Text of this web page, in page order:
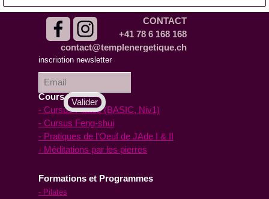
inscription à la
inscription newsletter
CONTACT
+41 78 6 168 168
contact@templenergetique.ch
Cours en ligne
- Cursus Pilates (BASIC, Niv1)
- Cursus Feng-shui
- Pratiques de l'Oeuf de JAde I & II
- Méditations par les pierres
Formations et Programmes
- Pilates